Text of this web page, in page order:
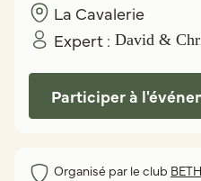
La Cavalerie
Expert : David &
Participer à
Organisé par le club